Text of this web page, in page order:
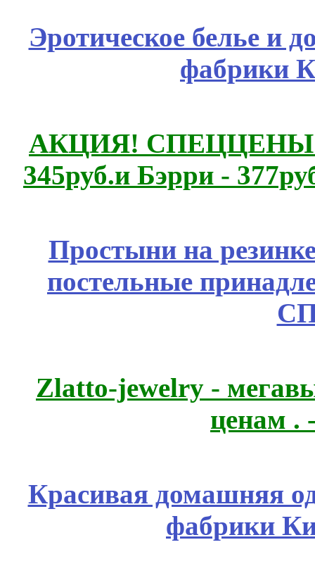
Эротическое белье и
фабрики
АКЦИЯ! СПЕЦЦЕНЫ
345руб.и Бэрри -
Простыни на
постельные
Zlatto-jewelry -
ценам .
Красивая домашняя
фабрики